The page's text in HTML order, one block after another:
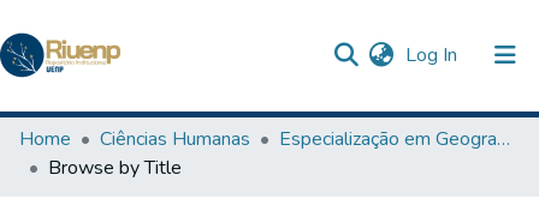
Log In (current)
Communities & Collections
Browse DSpace
Home Ciências Humanas
Especialização em Geografia e Desenvolvimento Regional
Browse by Title